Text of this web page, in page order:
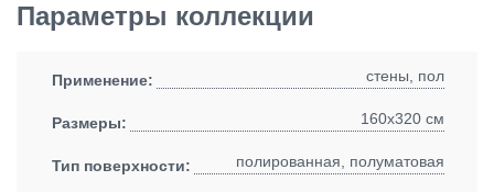
Параметры коллекции
Применение: стены, пол
Размеры: 160x320 см
Тип поверхности: полированная, полуматовая